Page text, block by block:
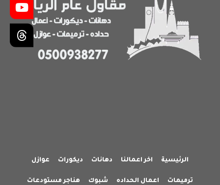
الملقا
الرئيسية اخر اعمالنا دهانات ديكورات عوازل
ترميمات اعمال الحداده شبوك هناجر مستودعات